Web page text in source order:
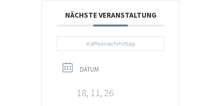
NÄCHSTE VERANSTALTUNG
Kaffeenachmittag
DATUM
18, 11, 26